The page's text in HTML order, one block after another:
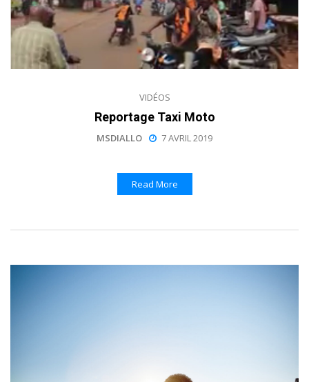
VIDÉOS
Reportage Taxi Moto
MSDIALLO 7 AVRIL 2019
Read More